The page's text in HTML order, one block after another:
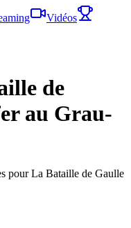
Vidéos
de
au Grau-
pour La Bataille de Gaulle